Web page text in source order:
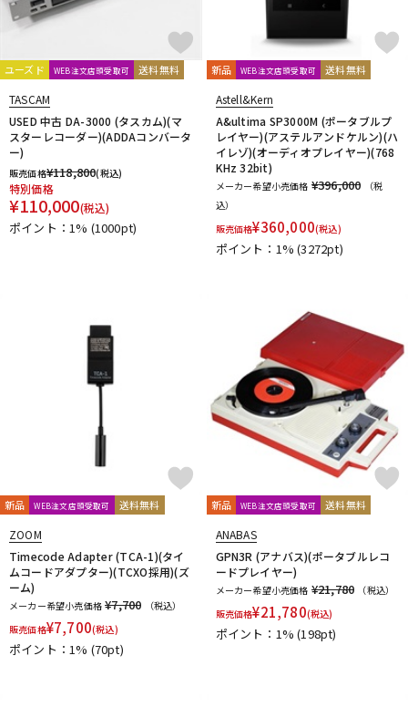
ユーズド WEB注文店頭受取可 送料無料
TASCAM
USED 中古 DA-3000 (タスカム)(マ
スターレコーダー)(ADDAコンバータ
ー)
販売価格¥118,800(税込)
特別価格
¥110,000(税込)
ポイント：1% (1000pt)
新品 WEB注文店頭受取可 送料無料
Astell&Kern
A&ultima SP3000M (ポータブルプ
レイヤー)(アステルアンドケルン)(ハ
イレゾ)(オーディオプレイヤー)(768
KHz 32bit)
メーカー希望小売価格 ¥396,000
（税
込）
販売価格¥360,000(税込)
ポイント：1%(3272pt)
新品 WEB注文店頭受取可 送料無料
ZOOM
Timecode Adapter (TCA-1)(タイ
ムコードアダプター)(TCXO採用)(ズ
ーム)
メーカー希望小売価格 ¥7,700
（税込）
販売価格¥7,700(税込)
ポイント：1% (70pt)
新品 WEB注文店頭受取可 送料無料
ANABAS
GPN3R (アナバス)(ポータブルレコ
ードプレイヤー)
メーカー希望小売価格 ¥21,780
（税込）
販売価格¥21,780(税込)
ポイント：1%(198pt)